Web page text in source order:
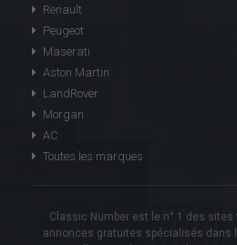
Renault
Peugeot
Maserati
Aston Martin
LandRover
Morgan
AC
Toutes les marques
Classic Number est le n° 1 des
annonces gratuites spécialisés dans